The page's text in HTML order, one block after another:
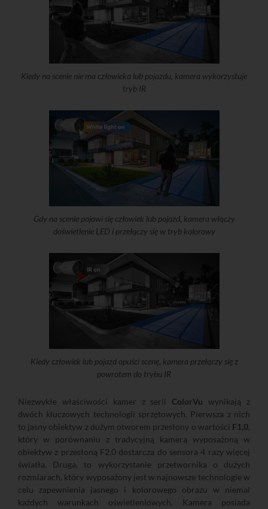
Kiedy na scenie nie ma człowieka lub pojazdu, kamera wykorzystuje
tryb IR
Gdy na scenie pojawi się człowiek lub pojazd, kamera włączy
doświetlenie LED i przełączy się w tryb kolorowy
Kiedy człowiek lub pojazd opuści scenę, kamera przełączy się z
powrotem do trybu IR
Niezwykłe właściwości kamer z serii ColorVu wynikają z
dwóch kluczowych technologii sprzętowych. Pierwsza z nich
to jasny obiektyw z dużym otworem przesłony o wartości F1,0,
który w porównaniu z tradycyjną kamerą wyposażoną w
obiektyw z przesłoną F2,0 dostarcza do sensora 4 razy więcej
światła. Druga, to wykorzystanie przetwornika o dużych
rozmiarach, który wyposażony jest w najnowsze technologie w
celu zapewnienia jasnego i kolorowego obrazu w niemal
każdych warunkach oświetleniowych. Kamera posiada